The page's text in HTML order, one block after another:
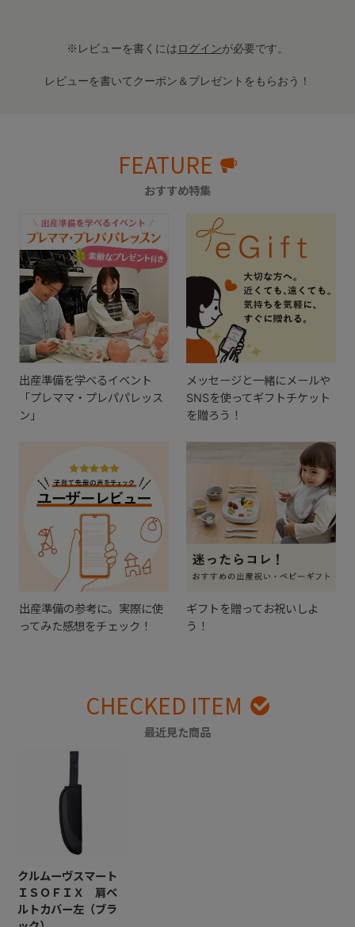
※レビューを書くにはログインが必要です。
レビューを書いてクーポン＆プレゼントをもらおう！
FEATURE
おすすめ特集
出産準備を学べるイベント
「プレママ・プレパパレッス
ン」
メッセージと一緒にメールや
SNSを使ってギフトチケット
を贈ろう！
出産準備の参考に。実際に使
ってみた感想をチェック！
ギフトを贈ってお祝いしよ
う！
CHECKED ITEM
最近見た商品
クルムーヴスマート
ＩＳＯＦＩＸ 肩ベ
ルトカバー左（ブラ